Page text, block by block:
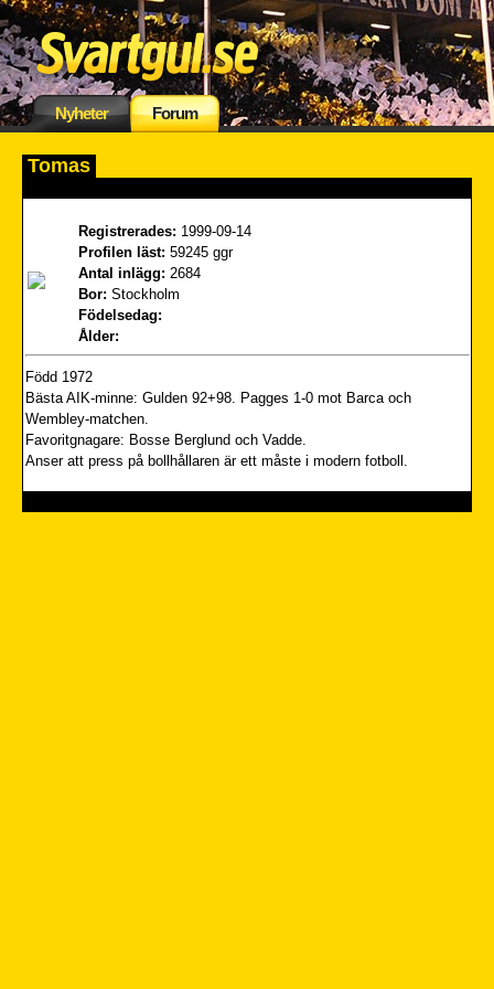
Nyheter Forum
Tomas
Registrerades: 1999-09-14
Profilen läst: 59245 ggr
Antal inlägg: 2684
Bor: Stockholm
Födelsedag:
Ålder:
Född 1972
Bästa AIK-minne: Gulden 92+98. Pagges 1-0 mot Barca och
Wembley-matchen.
Favoritgnagare: Bosse Berglund och Vadde.
Anser att press på bollhållaren är ett måste i modern fotboll.